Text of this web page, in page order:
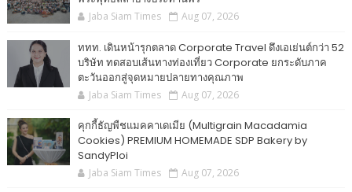
Jaba Siam Times Aug 07, 2026
ททท. เดินหน้ารุกตลาด Corporate Travel ดึงเอเย่นต์กว่า 52
บริษัท ทดสอบเส้นทางท่องเที่ยว Corporate ยกระดับภาค
ตะวันออกสู่จุดหมายปลายทางคุณภาพ
Jaba Siam Times Aug 07, 2026
คุกกี้ธัญพืชแมคคาเดเมีย (Multigrain Macadamia
Cookies) PREMIUM HOMEMADE SDP Bakery by
SandyPloi
Jaba Siam Times Aug 07, 2026